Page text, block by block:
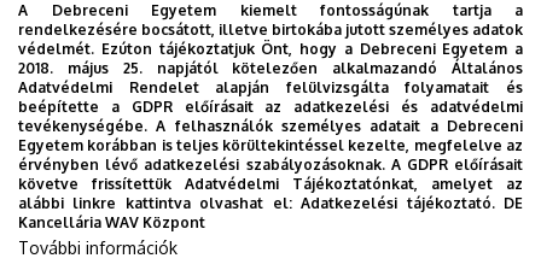
Mobil App
UD Mediversity app
Az UD Mediversity mobilalkalmazás a Debreceni Egyetem
előremutató fejlesztése, melynek célja, hogy a betegek
és a hozzátartozók egyszerűen, gyorsan
eligazodhassanak a Klinikai Központ szolgáltatásai
között, mert az Ön egészsége a mi prioritásunk. A
A Debreceni Egyetem kiemelt fontosságúnak tartja a
rendelkezésére bocsátott, illetve birtokába jutott személyes adatok
védelmét. Ezúton tájékoztatjuk Önt, hogy a Debreceni Egyetem a
2018. május 25. napjától kötelezően alkalmazandó Általános
Adatvédelmi Rendelet alapján felülvizsgálta folyamatait és
beépítette a GDPR előírásait az adatkezelési és adatvédelmi
tevékenységébe. A felhasználók személyes adatait a Debreceni
Egyetem korábban is teljes körültekintéssel kezelte, megfelelve az
érvényben lévő adatkezelési szabályozásoknak. A GDPR előírásait
követve frissítettük Adatvédelmi Tájékoztatónkat, amelyet az
alábbi linkre kattintva olvashat el:Adatkezelési tájékoztató. DE
Kancellária WAV Központ
További információk